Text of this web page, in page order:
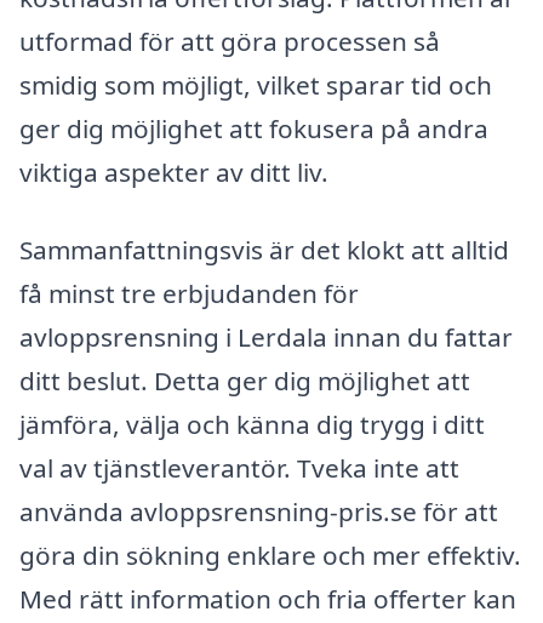
utformad för att göra processen så
smidig som möjligt, vilket sparar tid och
ger dig möjlighet att fokusera på andra
viktiga aspekter av ditt liv.
Sammanfattningsvis är det klokt att alltid
få minst tre erbjudanden för
avloppsrensning i Lerdala innan du fattar
ditt beslut. Detta ger dig möjlighet att
jämföra, välja och känna dig trygg i ditt
val av tjänstleverantör. Tveka inte att
använda avloppsrensning-pris.se för att
göra din sökning enklare och mer effektiv.
Med rätt information och fria offerter kan